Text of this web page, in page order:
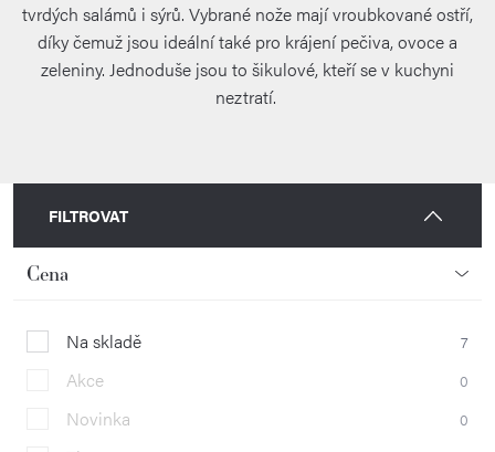
tvrdých salámů i sýrů. Vybrané nože mají vroubkované ostří,
díky čemuž jsou ideální také pro krájení pečiva,ovoce a
zeleniny. Jednoduše jsou to šikulové, kteří se v kuchyni
neztratí.
FILTROVAT
Cena
Na skladě 7
Akce 0
Novinka 0